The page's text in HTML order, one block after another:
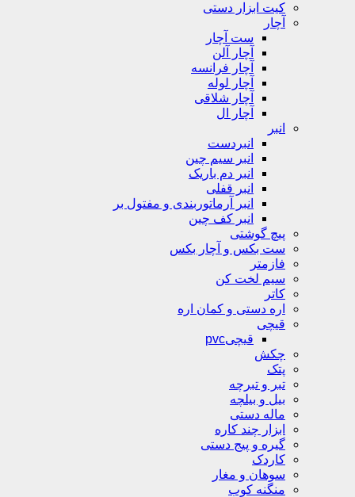
کیت ابزار دستی
آچار
ست آچار
آچار آلن
آچار فرانسه
آچار لوله
آچار شلاقی
آچار ال
انبر
انبردست
انبر سیم چین
انبر دم باریک
انبر قفلی
انبر آرماتوربندی و مفتول بر
انبر کف چین
پیچ گوشتی
ست بکس و آچار بکس
فازمتر
سیم لخت کن
کاتر
اره دستی و کمان اره
قیچی
قیچیpvc
چکش
پتک
تبر و تبرچه
بیل و بیلچه
ماله دستی
ابزار چند کاره
گیره و پیج دستی
کاردک
سوهان و مغار
منگنه کوب